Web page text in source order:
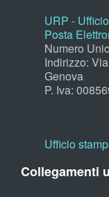
URP -
Posta
Numero
Indirizzo:
Genova
P. Iva:
Ufficio
Collegamenti